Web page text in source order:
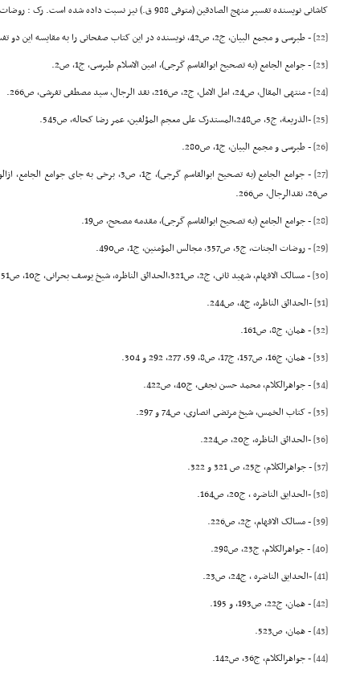
کاشانى نویسنده تفسیر منهج الصادقین (متوفى 988 ق.) نیز نسبت داده شده است. رک : روضات الجنات، همان.
[22]
- طبرسى و مجمع البیان، ج2، ص42، نویسنده در این کتاب صفحاتى را به مقایسه این دو تفسیر اختصاص داده است.
[23]
- جوامع الجامع (به تصحیح ابوالقاسم گرجى), امین الاسلام طبرسى، ج1، ص2.
[24]
- منتهى المقال، ص24, امل الامل، ج2، ص216, نقد الرجال، سید مصطفى تفرشى، ص266.
[25]
-الذریعة، ج5، ص248,المستدرک على معجم المؤلفین، عمر رضا کحاله، ص545.
[26]
- طبرسى و مجمع البیان، ج1، ص280.
[27]
ص26, نقدالرجال، ص266.
[28]
- جوامع الجامع (به تصحیح ابوالقاسم گرجى)، مقدمه مصحح، ص19.
[29]
- روضات الجنات، ج5، ص357, مجالس المؤمنین، ج1، ص490.
[30]
- مسالک الافهام، شهید ثانى، ج2، ص321,الحدائق الناظره، شیخ یوسف بحرانى، ج10، ص51.
[31]
-الحدائق الناظره، ج4، ص244.
[32]
- همان، ج8، ص161.
[33]
- همان، ج16، ص157, ج17، ص8، 59، 277، 292 و 304.
[34]
- جواهرالکلام، محمد حسن نجفى، ج40، ص422.
[35]
- کتاب الخمس، شیخ مرتضى انصارى، ص74 و 297.
[36]
-الحدائق الناظره، ج20، ص224.
[37]
- جواهرالکلام، ج25، ص 321 و 322.
[38]
-الحدایق الناضره ، ج20، ص164.
[39]
- مسالک الافهام، ج2، ص226.
[40]
- جواهرالکلام، ج23، ص298.
[41]
-الحدایق الناضره ، ج24، ص23.
[42]
- همان، ج22، ص193، و 195.
[43]
- همان، ص523.
[44]
- جواهرالکلام، ج36، ص142.